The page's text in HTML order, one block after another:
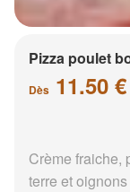
Pizza poulet
Dès 11.50 €
Crème fraiche,
terre et oignons